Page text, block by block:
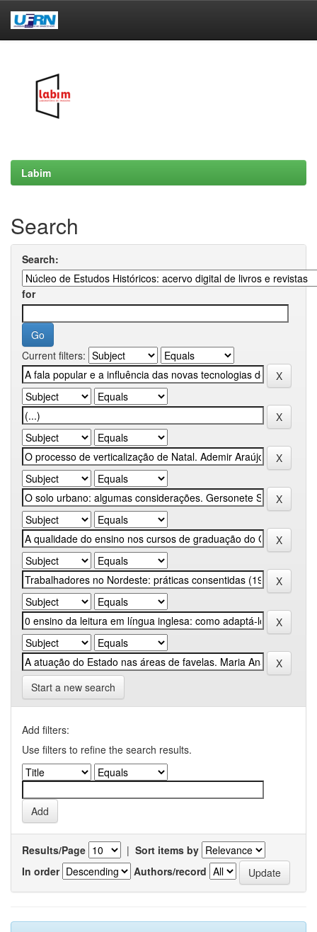
Labim
Search
Search:
for
Current filters:
Start a new search
Add filters:
Use filters to refine the search results.
Results/Page | Sort items by
In order
Authors/record